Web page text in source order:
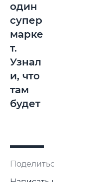
один
супер
марке
т.
Узнал
и, что
там
будет
Поделиться: